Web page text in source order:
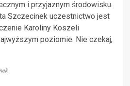
i przyjaznym środowisku.
Szczecinek uczestnictwo jest
Karoliny Koszeli
poziomie. Nie czekaj,